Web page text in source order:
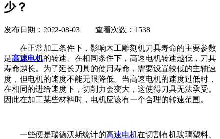
少？
发布日期：2022-08-03 查看次数：1538
在正常加工条件下，影响木工雕刻机刀具寿命的主要参数
是高速电机的转速。在相同条件下， 高速电机转速越低，刀具
寿命越长。为了延长刀具的使用寿命，需要设置较低的主轴速
度，但电机的速度不能无限降低。当高速电机的速度过低时，
在相同的进给速度下，切削力会变大，这使得刀具无法承受。
因此在加工某些材料时，电机应该有一个合理的转速范围。
一些便是瑞德沃斯统计的高速电机在切割有机玻璃塑料、